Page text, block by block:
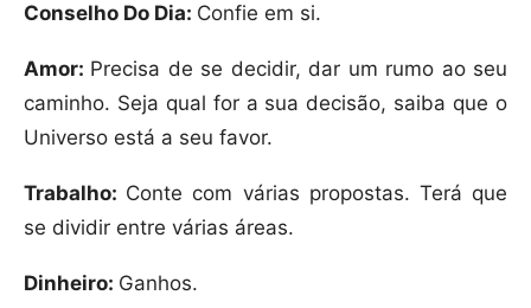
Conselho Do Dia: Confie em si.
Amor: Precisa de se decidir, dar um rumo ao seu
caminho. Seja qual for a sua decisão, saiba que o
Universo está a seu favor.
Trabalho: Conte com várias propostas. Terá que
se dividir entre várias áreas.
Dinheiro: Ganhos.